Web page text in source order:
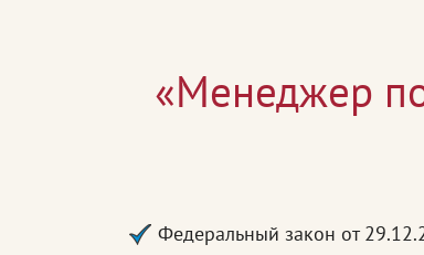
«Менеджер
Федеральный закон от